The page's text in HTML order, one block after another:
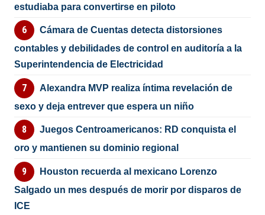
estudiaba para convertirse en piloto
Cámara de Cuentas detecta distorsiones
contables y debilidades de control en auditoría a la
Superintendencia de Electricidad
Alexandra MVP realiza íntima revelación de
sexo y deja entrever que espera un niño
Juegos Centroamericanos: RD conquista el
oro y mantienen su dominio regional
Houston recuerda al mexicano Lorenzo
Salgado un mes después de morir por disparos de
ICE